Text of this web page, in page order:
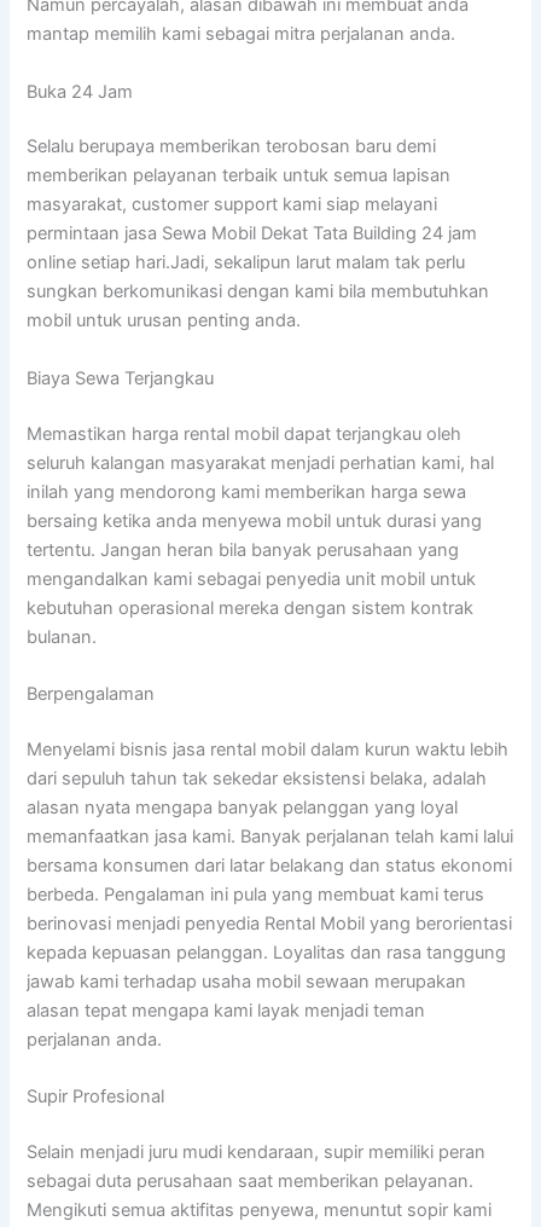
Namun percayalah, alasan dibawah ini membuat anda
mantap memilih kami sebagai mitra perjalanan anda.
Buka 24 Jam
Selalu berupaya memberikan terobosan baru demi
memberikan pelayanan terbaik untuk semua lapisan
masyarakat, customer support kami siap melayani
permintaan jasa Sewa Mobil Dekat Tata Building 24 jam
online setiap hari.Jadi, sekalipun larut malam tak perlu
sungkan berkomunikasi dengan kami bila membutuhkan
mobil untuk urusan penting anda.
Biaya Sewa Terjangkau
Memastikan harga rental mobil dapat terjangkau oleh
seluruh kalangan masyarakat menjadi perhatian kami, hal
inilah yang mendorong kami memberikan harga sewa
bersaing ketika anda menyewa mobil untuk durasi yang
tertentu. Jangan heran bila banyak perusahaan yang
mengandalkan kami sebagai penyedia unit mobil untuk
kebutuhan operasional mereka dengan sistem kontrak
bulanan.
Berpengalaman
Menyelami bisnis jasa rental mobil dalam kurun waktu lebih
dari sepuluh tahun tak sekedar eksistensi belaka, adalah
alasan nyata mengapa banyak pelanggan yang loyal
memanfaatkan jasa kami. Banyak perjalanan telah kami lalui
bersama konsumen dari latar belakang dan status ekonomi
berbeda. Pengalaman ini pula yang membuat kami terus
berinovasi menjadi penyedia Rental Mobil yang berorientasi
kepada kepuasan pelanggan. Loyalitas dan rasa tanggung
jawab kami terhadap usaha mobil sewaan merupakan
alasan tepat mengapa kami layak menjadi teman
perjalanan anda.
Supir Profesional
Selain menjadi juru mudi kendaraan, supir memiliki peran
sebagai duta perusahaan saat memberikan pelayanan.
Mengikuti semua aktifitas penyewa, menuntut sopir kami